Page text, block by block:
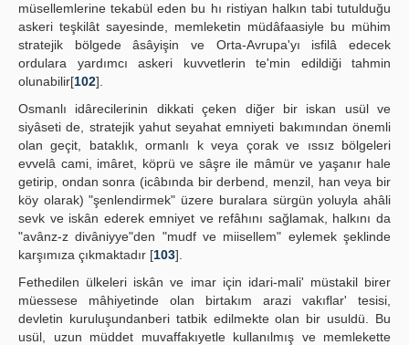
müsellemlerine tekabül eden bu hı ristiyan halkın tabi tutulduğu
askeri teşkilât sayesinde, memleketin müdâfaasiyle bu mühim
stratejik bölgede âsâyişin ve Orta-Avrupa'yı isfilâ edecek
ordulara yardımcı askeri kuvvetlerin te'min edildiği tahmin
olunabilir[102].
Osmanlı idârecilerinin dikkati çeken diğer bir iskan usül ve
siyâseti de, stratejik yahut seyahat emniyeti bakımından önemli
olan geçit, bataklık, ormanlı k veya çorak ve ıssız bölgeleri
evvelâ cami, imâret, köprü ve sâşre ile mâmür ve yaşanır hale
getirip, ondan sonra (icâbında bir derbend, menzil, han veya bir
köy olarak) "şenlendirmek" üzere buralara sürgün yoluyla ahâli
sevk ve iskân ederek emniyet ve refâhını sağlamak, halkını da
"avânz-z divâniyye"den "mudf ve miisellem" eylemek şeklinde
karşımıza çıkmaktadır [103].
Fethedilen ülkeleri iskân ve imar için idari-mali' müstakil birer
müessese mâhiyetinde olan birtakım arazi vakıflar' tesisi,
devletin kuruluşundanberi tatbik edilmekte olan bir usuldü. Bu
usül, uzun müddet muvaffakıyetle kullanılmış ve memlekette